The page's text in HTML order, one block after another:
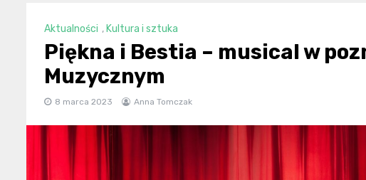
Aktualności , Kultura i sztuka
Piękna i Bestia – musical w
Muzycznym
8 marca 2023 Anna Tomczak